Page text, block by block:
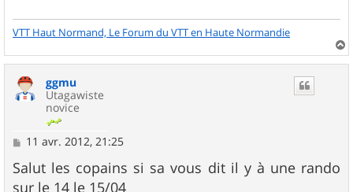
VTT Haut Normand, Le Forum du VTT en Haute Normandie
a
ggmu
Utagawiste
novice
M
s
s
11 avr. 2012, 21:25
Salut les copains si sa vous dit il y à une rando
sur le 14 le 15/04